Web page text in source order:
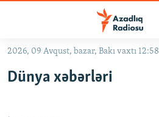
Əsas
qayıt
#İZAHLA
2026, 09 Avqust, bazar, Bakı vaxtı 12:58
Dünya xəbərləri